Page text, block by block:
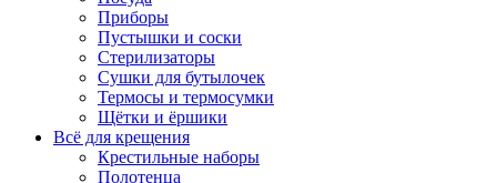
Приборы
Пустышки и соски
Стерилизаторы
Сушки для бутылочек
Термосы и термосумки
Щётки и ёршики
Всё для крещения
Крестильные наборы
Полотенца